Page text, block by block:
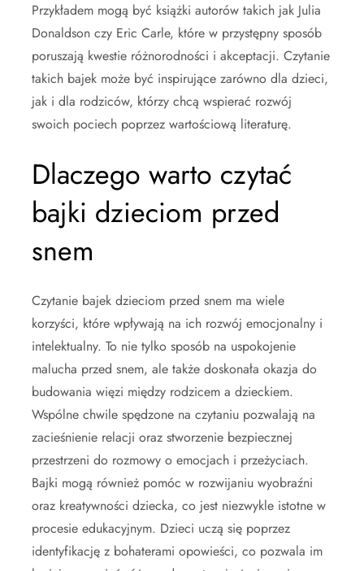
Przykładem mogą być książki autorów takich jak Julia
Donaldson czy Eric Carle, które w przystępny sposób
poruszają kwestie różnorodności i akceptacji. Czytanie
takich bajek może być inspirujące zarówno dla dzieci,
jak i dla rodziców, którzy chcą wspierać rozwój
swoich pociech poprzez wartościową literaturę.
Dlaczego warto czytać
bajki dzieciom przed
snem
Czytanie bajek dzieciom przed snem ma wiele
korzyści, które wpływają na ich rozwój emocjonalny i
intelektualny. To nie tylko sposób na uspokojenie
malucha przed snem, ale także doskonała okazja do
budowania więzi między rodzicem a dzieckiem.
Wspólne chwile spędzone na czytaniu pozwalają na
zacieśnienie relacji oraz stworzenie bezpiecznej
przestrzeni do rozmowy o emocjach i przeżyciach.
Bajki mogą również pomóc w rozwijaniu wyobraźni
oraz kreatywności dziecka, co jest niezwykle istotne w
procesie edukacyjnym. Dzieci uczą się poprzez
identyfikację z bohaterami opowieści, co pozwala im